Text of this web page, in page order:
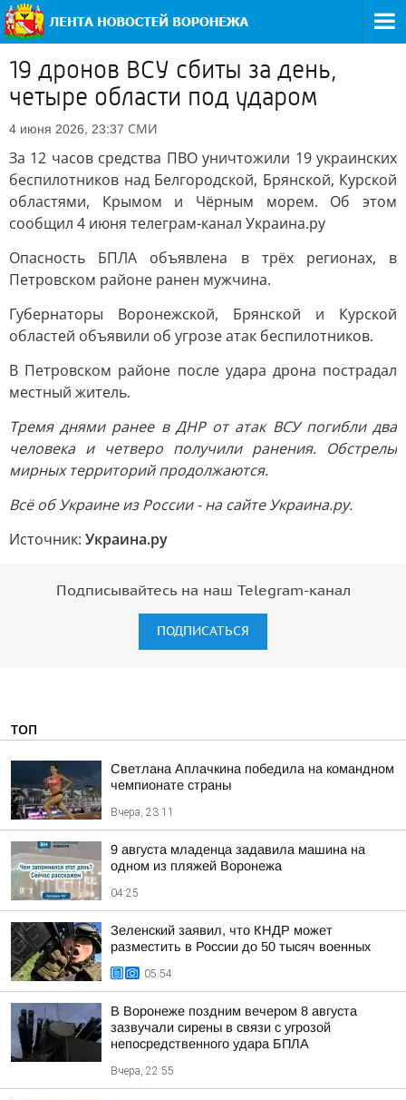
19 дронов ВСУ сбиты за день,
четыре области под ударом
4 июня 2026, 23:37 СМИ
За 12 часов средства ПВО уничтожили 19 украинских
беспилотников над Белгородской, Брянской, Курской
областями, Крымом и Чёрным морем. Об этом
сообщил 4 июня телеграм-канал Украина.ру
Опасность БПЛА объявлена в трёх регионах, в
Петровском районе ранен мужчина.
Губернаторы Воронежской, Брянской и Курской
областей объявили об угрозе атак беспилотников.
В Петровском районе после удара дрона пострадал
местный житель.
Тремя днями ранее в ДНР от атак ВСУ погибли два
человека и четверо получили ранения. Обстрелы
мирных территорий продолжаются.
Всё об Украине из России - на сайте Украина.ру.
Источник: Украина.ру
Подписывайтесь на наш Telegram-канал
ПОДПИСАТЬСЯ
ТОП
Светлана Аплачкина победила на командном
чемпионате страны
Вчера, 23:11
9 августа младенца задавила машина на
одном из пляжей Воронежа
04:25
Зеленский заявил, что КНДР может
разместить в России до 50 тысяч военных
05:54
В Воронеже поздним вечером 8 августа
зазвучали сирены в связи с угрозой
непосредственного удара БПЛА
Вчера, 22:55